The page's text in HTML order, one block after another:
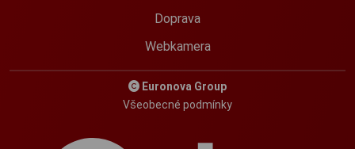
Doprava
Webkamera
Euronova Group
Všeobecné podmínky